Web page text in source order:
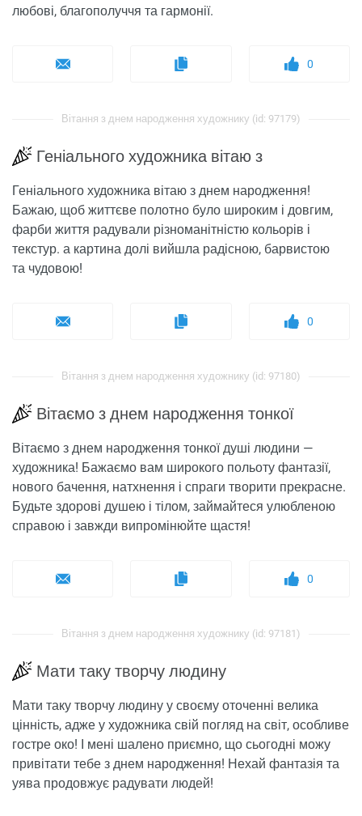
любові, благополуччя та гармонії.
0
Вітання з днем ​​народження художнику (id: 97179)
Геніального художника вітаю з
Геніального художника вітаю з днем ​​народження!
Бажаю, щоб життєве полотно було широким і довгим,
фарби життя радували різноманітністю кольорів і
текстур. а картина долі вийшла радісною, барвистою
та чудовою!
0
Вітання з днем ​​народження художнику (id: 97180)
Вітаємо з днем народження тонкої
Вітаємо з днем народження тонкої душі людини —
художника! Бажаємо вам широкого польоту фантазії,
нового бачення, натхнення і спраги творити прекрасне.
Будьте здорові душею і тілом, займайтеся улюбленою
справою і завжди випромінюйте щастя!
0
Вітання з днем ​​народження художнику (id: 97181)
Мати таку творчу людину
Мати таку творчу людину у своєму оточенні велика
цінність, адже у художника свій погляд на світ, особливе
гостре око! І мені шалено приємно, що сьогодні можу
привітати тебе з днем ​​народження! Нехай фантазія та
уява продовжує радувати людей!